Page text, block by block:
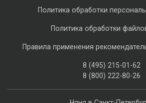
Политика обработки
Политика обработки
Правила применения
8 (495) 215-01-62
8 (800) 222-80-26